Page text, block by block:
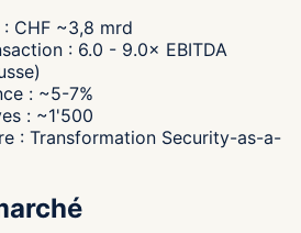
CHF ~3,8 mrd
: 6.0 - 9.0× EBITDA
: ~5-7%
: ~1'500
: Transformation Security-as-a-